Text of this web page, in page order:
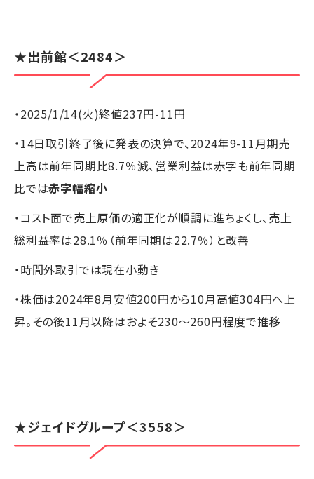
★出前館＜2484＞
・2025/1/14(火)終値237円-11円
・14日取引終了後に発表の決算で、2024年9-11月期売
上高は前年同期比8.7％減、営業利益は赤字も前年同期
比では赤字幅縮小
・コスト面で売上原価の適正化が順調に進ちょくし、売上
総利益率は28.1％（前年同期は22.7％）と改善
・時間外取引では現在小動き
・株価は2024年8月安値200円から10月高値304円へ上
昇。その後11月以降はおよそ230～260円程度で推移
★ジェイドグループ＜3558＞